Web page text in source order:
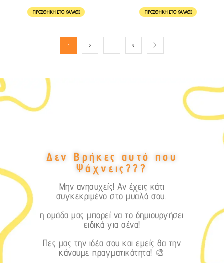
ΠΡΟΣΘΉΚΗ ΣΤΟ ΚΑΛΆΘΙ ΠΡΟΣΘΉΚΗ ΣΤΟ ΚΑΛΆΘΙ
1 2 … 9
Δεν Βρήκες αυτό που
Ψάχνεις???
Μην ανησυχείς! Αν έχεις κάτι
συγκεκριμένο στο μυαλό σου,
η ομάδα μας μπορεί να το δημιουργήσει
ειδικά για σένα!
Πες μας την ιδέα σου και εμείς θα την
κάνουμε πραγματικότητα! 🎨